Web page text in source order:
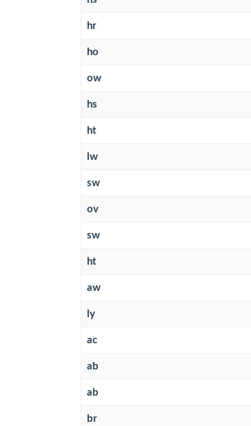
hr
ho
ow
hs
ht
lw
sw
ov
sw
ht
aw
ly
ac
ab
ab
br